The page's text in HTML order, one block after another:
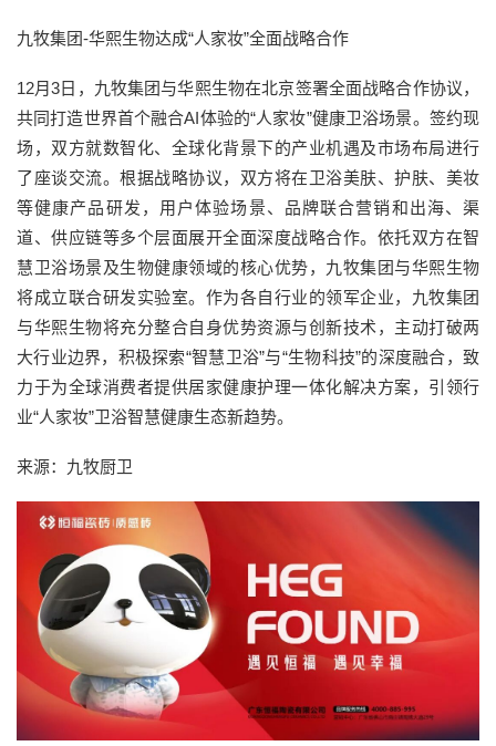
九牧集团-华熙生物达成“人家妆”全面战略合作
12月3日，九牧集团与华熙生物在北京签署全面战略合作协议，
共同打造世界首个融合AI体验的“人家妆”健康卫浴场景。签约现
场，双方就数智化、全球化背景下的产业机遇及市场布局进行
了座谈交流。根据战略协议，双方将在卫浴美肤、护肤、美妆
等健康产品研发，用户体验场景、品牌联合营销和出海、渠
道、供应链等多个层面展开全面深度战略合作。依托双方在智
慧卫浴场景及生物健康领域的核心优势，九牧集团与华熙生物
将成立联合研发实验室。作为各自行业的领军企业，九牧集团
与华熙生物将充分整合自身优势资源与创新技术，主动打破两
大行业边界，积极探索“智慧卫浴”与“生物科技”的深度融合，致
力于为全球消费者提供居家健康护理一体化解决方案，引领行
业“人家妆”卫浴智慧健康生态新趋势。
来源：九牧厨卫